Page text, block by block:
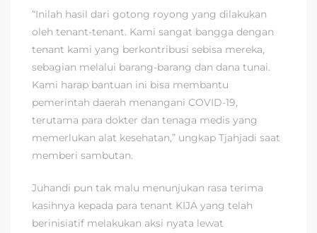
“Inilah hasil dari gotong royong yang dilakukan
oleh tenant-tenant. Kami sangat bangga dengan
tenant kami yang berkontribusi sebisa mereka,
sebagian melalui barang-barang dan dana tunai.
Kami harap bantuan ini bisa membantu
pemerintah daerah menangani COVID-19,
terutama para dokter dan tenaga medis yang
memerlukan alat kesehatan,” ungkap Tjahjadi saat
memberi sambutan.
Juhandi pun tak malu menunjukan rasa terima
kasihnya kepada para tenant KIJA yang telah
berinisiatif melakukan aksi nyata lewat